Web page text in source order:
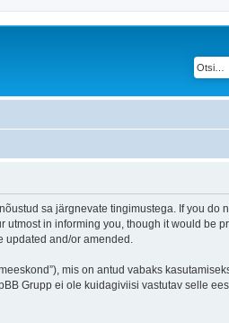
sa järgnevate tingimustega. If you
utmost in informing you, though it would be
updated and/or amended.
mis on antud vabaks
Grupp ei ole kuidagiviisi vastutav selle